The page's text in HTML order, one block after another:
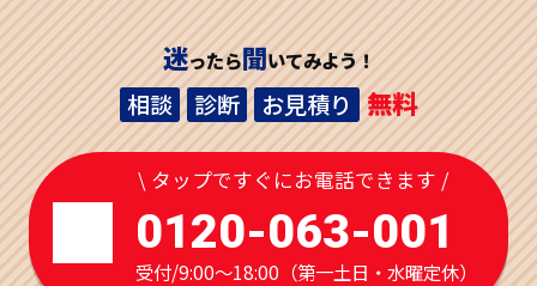
迷ったら聞いてみよう！
相談 診断 お見積り 無料
\ タップですぐにお電話できます /
0120-063-001
受付/9:00～18:00（第一土日・水曜定休）